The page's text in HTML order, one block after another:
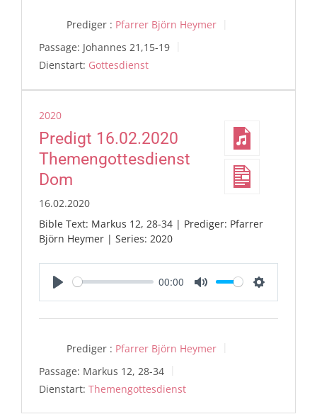
Prediger : Pfarrer Björn Heymer
Passage: Johannes 21,15-19
Dienstart: Gottesdienst
2020
Predigt 16.02.2020
Themengottesdienst
Dom
16.02.2020
Bible Text: Markus 12, 28-34 | Prediger: Pfarrer
Björn Heymer | Series: 2020
Play
00:00
Mute Settings
Prediger : Pfarrer Björn Heymer
Passage: Markus 12, 28-34
Dienstart: Themengottesdienst